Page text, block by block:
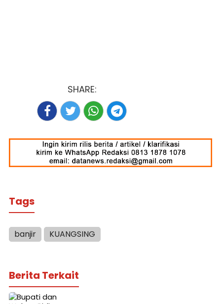
SHARE:
Tags
banjir KUANGSING
Berita Terkait